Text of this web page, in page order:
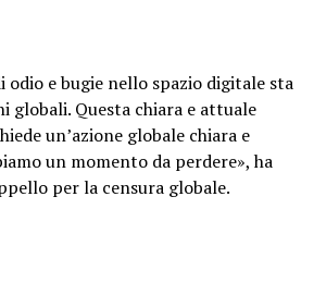
odio e bugie nello spazio digitale sta
globali. Questa chiara e attuale
un’azione globale chiara e
un momento da perdere», ha
per la censura globale.